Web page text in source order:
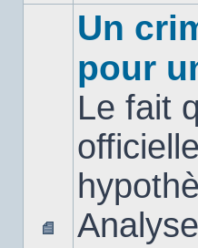
Un
pour
Le fait